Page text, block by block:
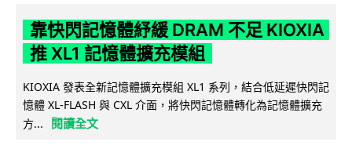
靠快閃記憶體紓緩 DRAM 不足 KIOXIA
推 XL1 記憶體擴充模組
KIOXIA 發表全新記憶體擴充模組 XL1 系列，結合低延遲快閃記
憶體 XL-FLASH 與 CXL 介面，將快閃記憶體轉化為記憶體擴充
方...
閱讀全文